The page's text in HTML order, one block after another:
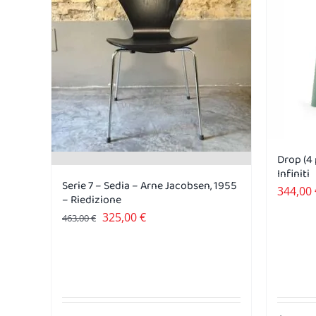
Serie 7 – Sedia – Arne Jacobsen, 1955
– Riedizione
463,00€ Il
463,00 €.
325,00€Il
325,00 €.
Drop
Infiniti
344,00